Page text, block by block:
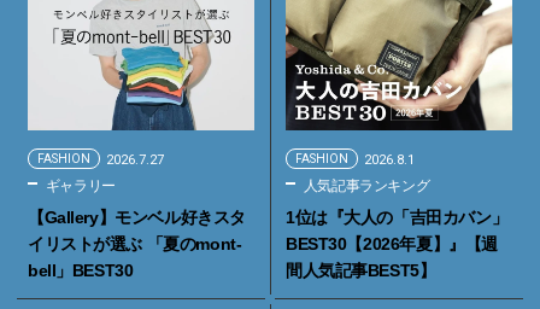
FASHION 2026.7.27
ギャラリー
【Gallery】モンベル好きスタ
イリストが選ぶ 「夏のmont-
bell」BEST30
FASHION 2026.8.1
人気記事ランキング
1位は『大人の「吉田カバン」
BEST30【2026年夏】』【週
間人気記事BEST5】